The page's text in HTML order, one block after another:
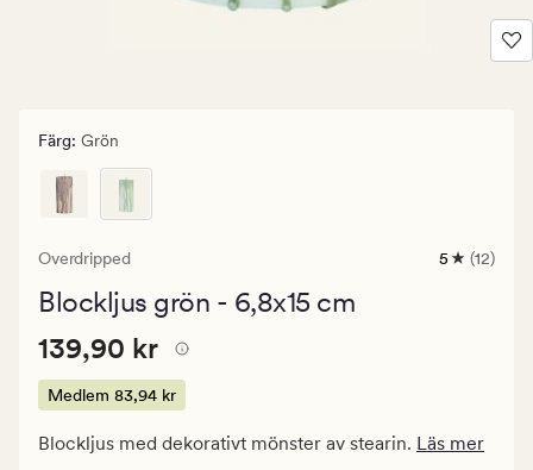
Färg: Grön
Overdripped
12
5 (12)
Blockljus grön - 6,8x15 cm
Pris
139,90
kr.
83,94
Pris 139,90 kr
139,90 kr
Medlem 83,94 kr
Blockljus med dekorativt mönster av stearin. Läs mer